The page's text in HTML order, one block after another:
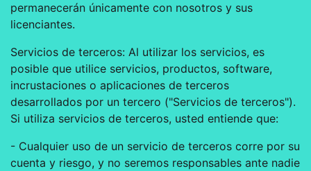
permanecerán únicamente con nosotros y sus
licenciantes.
Servicios de terceros: Al utilizar los servicios, es
posible que utilice servicios, productos, software,
incrustaciones o aplicaciones de terceros
desarrollados por un tercero ("Servicios de terceros").
Si utiliza servicios de terceros, usted entiende que:
- Cualquier uso de un servicio de terceros corre por su
cuenta y riesgo, y no seremos responsables ante nadie